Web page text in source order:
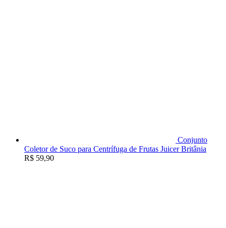
Conjunto
Coletor de Suco para Centrífuga de Frutas Juicer Britânia
R$ 59,90